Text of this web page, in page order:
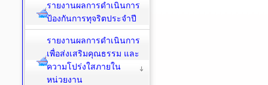
รายงานผลการดำเนินการ
ป้องกันการทุจริตประจำปี
รายงานผลการดำเนินการ
เพื่อส่งเสริมคุณธรรม และ
ความโปร่งใสภายใน
หน่วยงาน